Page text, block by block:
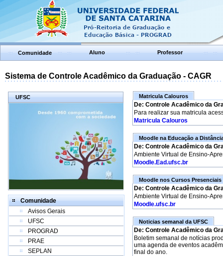
Comunidade Aluno Professor
Sistema de Controle Acadêmico da Graduação - CAGR
UFSC
Comunidade
Avisos Gerais
UFSC
PROGRAD
PRAE
SEPLAN
Matricula Calouros
De: Controle Acadêmico da
Para realizar sua matricula
Matricula Calouros
Moodle na Educação a
De: Controle Acadêmico da
Ambiente Virtual de Ensino-
Moodle.Ead.ufsc.br
Moodle nos Cursos Presenciais
De: Controle Acadêmico da
Ambiente Virtual de Ensino-
Moodle.ufsc.br
Noticias semanal da UFSC
De: Controle Acadêmico da
Boletim semanal de notícias
uma agenda de eventos
final do ano.